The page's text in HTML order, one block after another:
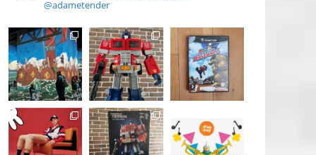
@adametender